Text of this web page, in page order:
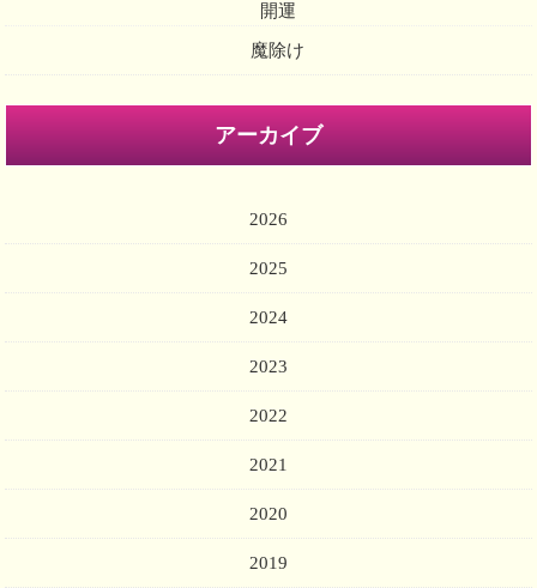
開運
魔除け
アーカイブ
2026
2025
2024
2023
2022
2021
2020
2019